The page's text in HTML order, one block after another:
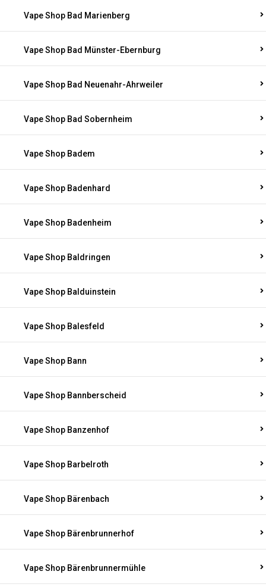
Vape Shop Bad Marienberg
Vape Shop Bad Münster-Ebernburg
Vape Shop Bad Neuenahr-Ahrweiler
Vape Shop Bad Sobernheim
Vape Shop Badem
Vape Shop Badenhard
Vape Shop Badenheim
Vape Shop Baldringen
Vape Shop Balduinstein
Vape Shop Balesfeld
Vape Shop Bann
Vape Shop Bannberscheid
Vape Shop Banzenhof
Vape Shop Barbelroth
Vape Shop Bärenbach
Vape Shop Bärenbrunnerhof
Vape Shop Bärenbrunnermühle